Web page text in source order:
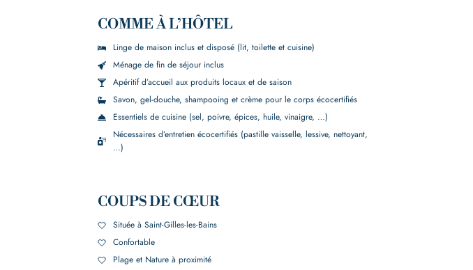
COMME À L’HÔTEL
Linge de maison inclus et disposé (lit, toilette et cuisine)
Ménage de fin de séjour inclus
Apéritif d’accueil aux produits locaux et de saison
Savon, gel-douche, shampooing et crème pour le corps écocertifiés
Essentiels de cuisine (sel, poivre, épices, huile, vinaigre, …)
Nécessaires d’entretien écocertifiés (pastille vaisselle, lessive, nettoyant,
…)
COUPS DE CŒUR
Située à Saint-Gilles-les-Bains
Confortable
Plage et Nature à proximité